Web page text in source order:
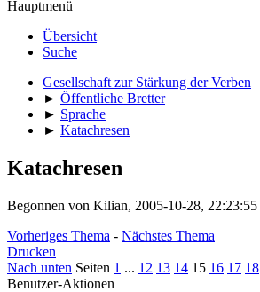
Hauptmenü
Übersicht
Suche
Gesellschaft zur Stärkung der Verben
► Öffentliche Bretter
► Sprache
► Katachresen
Katachresen
Begonnen von Kilian, 2005-10-28, 22:23:55
Vorheriges Thema - Nächstes Thema
Drucken
Nach unten Seiten 1 ... 12 13 14 15 16 17 18
Benutzer-Aktionen